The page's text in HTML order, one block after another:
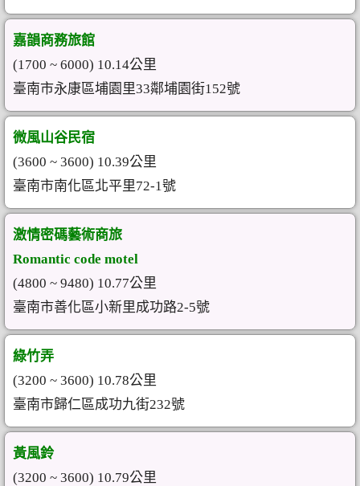
嘉韻商務旅館
(1700 ~ 6000) 10.14公里
臺南市永康區埔園里33鄰埔園街152號
微風山谷民宿
(3600 ~ 3600) 10.39公里
臺南市南化區北平里72-1號
激情密碼藝術商旅
Romantic code motel
(4800 ~ 9480) 10.77公里
臺南市善化區小新里成功路2-5號
綠竹弄
(3200 ~ 3600) 10.78公里
臺南市歸仁區成功九街232號
黃風鈴
(3200 ~ 3600) 10.79公里